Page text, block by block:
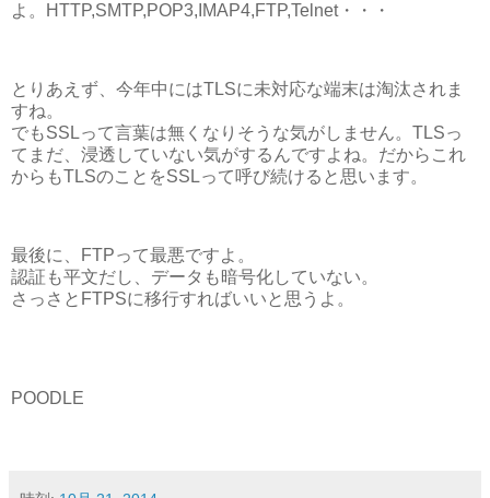
よ。HTTP,SMTP,POP3,IMAP4,FTP,Telnet・・・
とりあえず、今年中にはTLSに未対応な端末は淘汰されま
すね。
でもSSLって言葉は無くなりそうな気がしません。TLSっ
てまだ、浸透していない気がするんですよね。だからこれ
からもTLSのことをSSLって呼び続けると思います。
最後に、FTPって最悪ですよ。
認証も平文だし、データも暗号化していない。
さっさとFTPSに移行すればいいと思うよ。
POODLE